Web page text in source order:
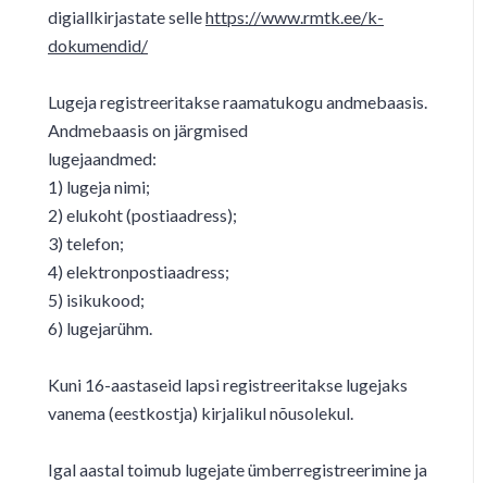
digiallkirjastate sellehttps://www.rmtk.ee/k-
dokumendid/
Lugeja registreeritakse raamatukogu andmebaasis.
Andmebaasis on järgmised
lugejaandmed:
1) lugeja nimi;
2) elukoht (postiaadress);
3) telefon;
4) elektronpostiaadress;
5) isikukood;
6) lugejarühm.
Kuni 16-aastaseid lapsi registreeritakse lugejaks
vanema (eestkostja) kirjalikul nõusolekul.
Igal aastal toimub lugejate ümberregistreerimine ja